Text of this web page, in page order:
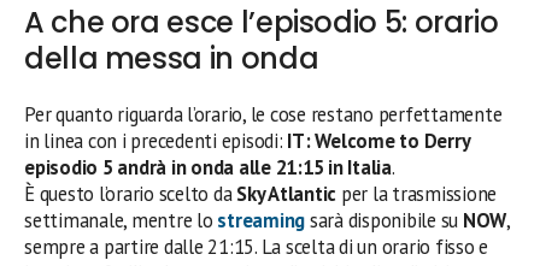
A che ora esce l’episodio 5: orario
della messa in onda
Per quanto riguarda l’orario, le cose restano perfettamente
in linea con i precedenti episodi: IT: Welcome to Derry
episodio 5 andrà in onda alle 21:15 in Italia.
È questo l’orario scelto daSky Atlantic per la trasmissione
settimanale, mentre lo streamingsarà disponibile su NOW,
sempre a partire dalle 21:15. La scelta di un orario fisso e